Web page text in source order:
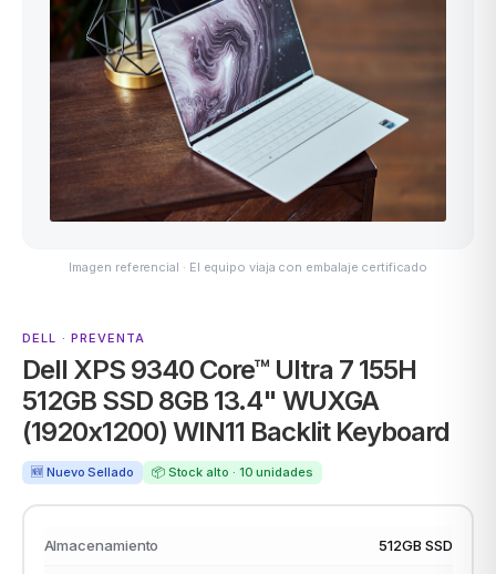
Apple
Imagen referencial · El equipo viaja con embalaje certificado
DELL · PREVENTA
Dell XPS 9340 Core™ Ultra 7 155H
512GB SSD 8GB 13.4" WUXGA
(1920x1200) WIN11 Backlit Keyboard
🆕 Nuevo Sellado 📦 Stock alto · 10 unidades
Almacenamiento 512GB SSD